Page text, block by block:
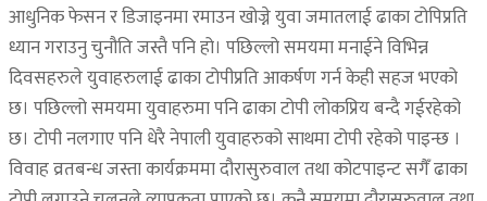
आधुनिक फेसन र डिजाइनमा रमाउन खोज्ने युवा जमातलाई ढाका टोपिप्रति
ध्यान गराउनु चुनौति जस्तै पनि हो। पछिल्लो समयमा मनाईने विभिन्न
दिवसहरुले युवाहरुलाई ढाका टोपीप्रति आकर्षण गर्न केही सहज भएको
छ। पछिल्लो समयमा युवाहरुमा पनि ढाका टोपी लोकप्रिय बन्दै गईरहेको
छ। टोपी नलगाए पनि धेरै नेपाली युवाहरुको साथमा टोपी रहेको पाइन्छ ।
विवाह व्रतबन्ध जस्ता कार्यक्रममा दौरासुरुवाल तथा कोटपाइन्ट सगैँ ढाका